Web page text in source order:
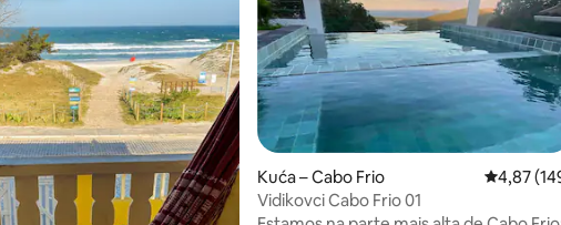
Kuća – Cabo Frio
4,87
Vidikovci Cabo Frio 01